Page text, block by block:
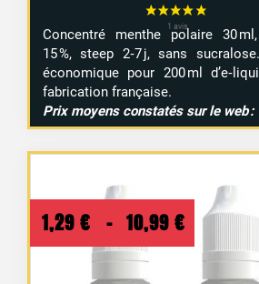
Concentré menthe polaire 30
15 %, steep 2‑7 j, sans
économique pour 200 ml
fabrication française.
Prix moyens constatés sur le web :
1,29 € – 10,99 €
Plage
de